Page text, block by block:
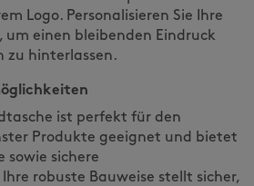
Logo. Personalisieren Sie Ihre
um einen bleibenden Eindruck
zu hinterlassen.
ist perfekt für den
Produkte geeignet und bietet
sowie sichere
robuste Bauweise stellt sicher,